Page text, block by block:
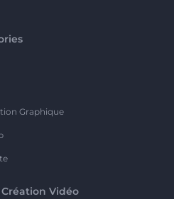
Graphique
Vidéo